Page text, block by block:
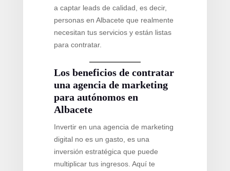
a captar leads de calidad, es decir,
personas en Albacete que realmente
necesitan tus servicios y están listas
para contratar.
Los beneficios de contratar
una agencia de marketing
para autónomos en
Albacete
Invertir en una agencia de marketing
digital no es un gasto, es una
inversión estratégica que puede
multiplicar tus ingresos. Aquí te